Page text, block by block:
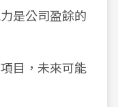
是公司盈餘的
目，未來可能